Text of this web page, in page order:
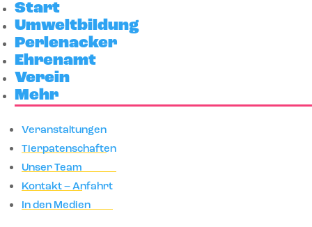
Start
Umweltbildung
Perlenacker
Ehrenamt
Verein
Mehr
Veranstaltungen
Tierpatenschaften
Unser Team
Kontakt – Anfahrt
In den Medien